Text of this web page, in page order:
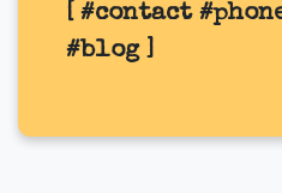
[ #contact
#blog ]